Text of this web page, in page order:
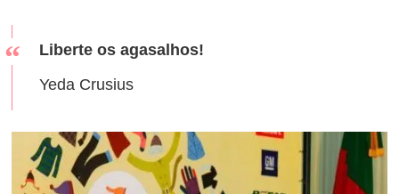
Liberte os agasalhos!
Yeda Crusius